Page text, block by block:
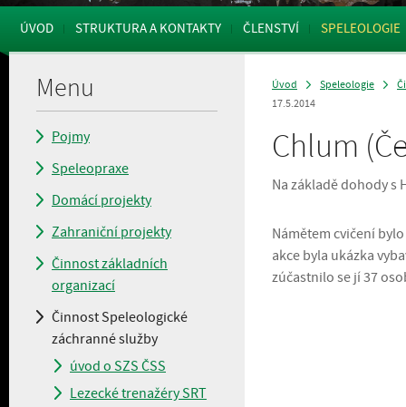
ÚVOD STRUKTURA A KONTAKTY ČLENSTVÍ SPELEOLOGIE
Menu
Pojmy
Speleopraxe
Domácí projekty
Zahraniční projekty
Činnost základních
organizací
Činnost Speleologické
záchranné služby
úvod o SZS ČSS
Lezecké trenažéry SRT
Úvod Speleologie
17.5.2014
Chlum
Na základě dohody s
Námětem cvičení
akce byla ukázka
zúčastnilo se jí 37